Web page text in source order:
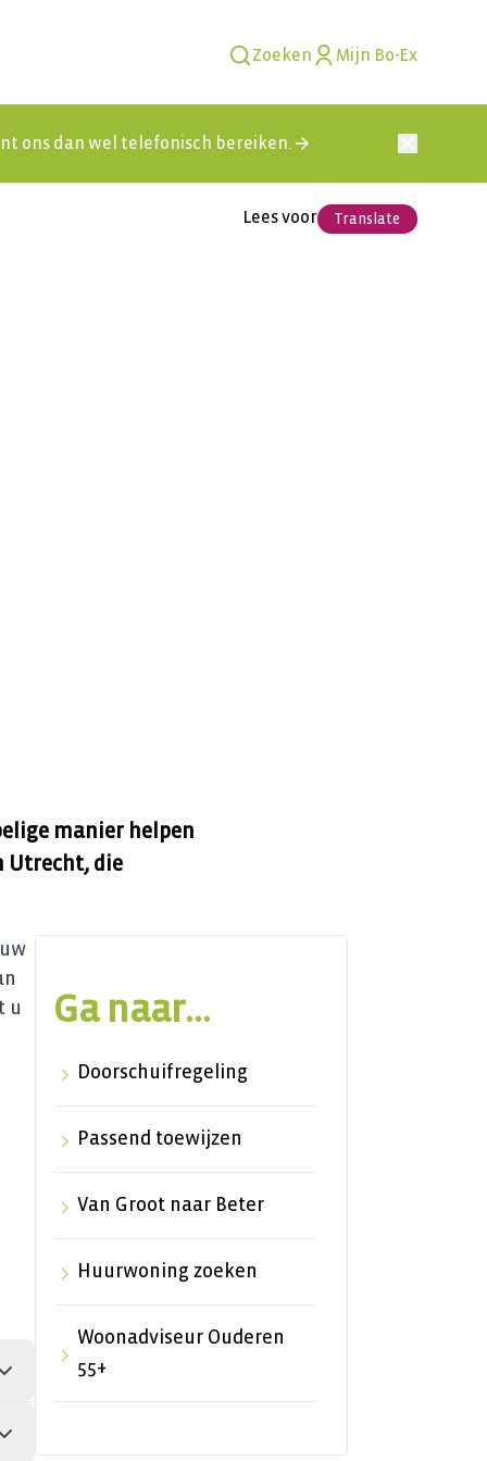
Zoeken Mijn Bo-Ex
ons dan wel telefonisch bereiken.
Lees voor Translate
manier helpen
Utrecht, die
u
Ga naar...
Doorschuifregeling
Passend toewijzen
Van Groot naar Beter
Huurwoning zoeken
Woonadviseur Ouderen
55+